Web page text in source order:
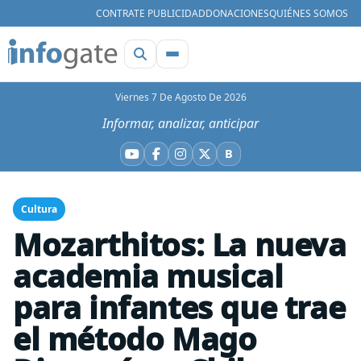
CONTRATE PUBLICIDADDONACIONESQUIÉNES SOMOS
Viernes 7 De Agosto De 2026
Informar, analizar, anticipar
YouTube
Facebook
Instagram
X BBluesky
Cultura
Mozarthitos: La nueva
academia musical
para infantes que trae
el método Mago